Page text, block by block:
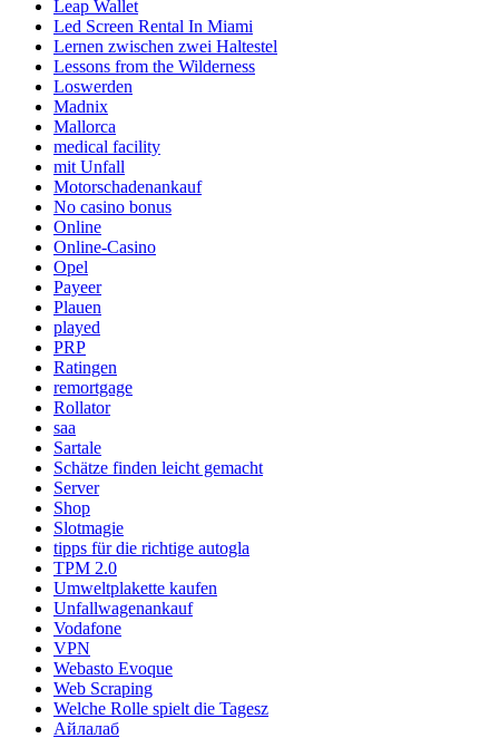
Leap Wallet
Led Screen Rental In Miami
Lernen zwischen zwei Haltestel
Lessons from the Wilderness
Loswerden
Madnix
Mallorca
medical facility
mit Unfall
Motorschadenankauf
No casino bonus
Online
Online-Casino
Opel
Payeer
Plauen
played
PRP
Ratingen
remortgage
Rollator
saa
Sartale
Schätze finden leicht gemacht
Server
Shop
Slotmagie
tipps für die richtige autogla
TPM 2.0
Umweltplakette kaufen
Unfallwagenankauf
Vodafone
VPN
Webasto Evoque
Web Scraping
Welche Rolle spielt die Tagesz
Айлалаб